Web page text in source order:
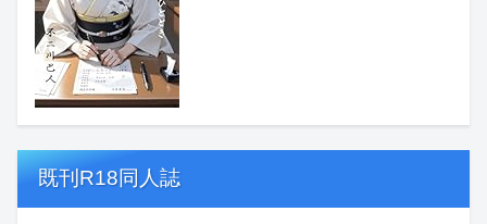
既刊R18同人誌